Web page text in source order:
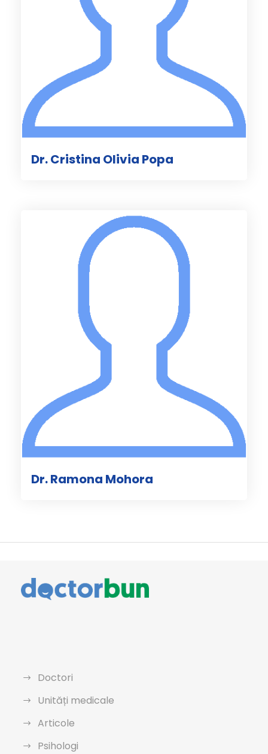
Dr. Cristina Olivia Popa
Dr. Ramona Mohora
Doctori
Unități medicale
Articole
Psihologi